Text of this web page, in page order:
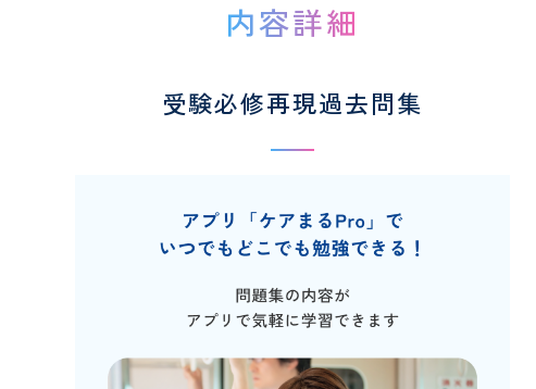
内容詳細
受験必修再現過去問集